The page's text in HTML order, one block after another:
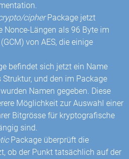
cipherPackage jetzt
Nonce-Längen als 96 Byte im
von AES, die einige
befindet sich jetzt ein Name
Struktur, und den im Package
Namen gegeben. Diese
Möglichkeit zur Auswahl einer
Bitgrösse für kryptografische
sind.
Package überprüft die
ob der Punkt tatsächlich auf der